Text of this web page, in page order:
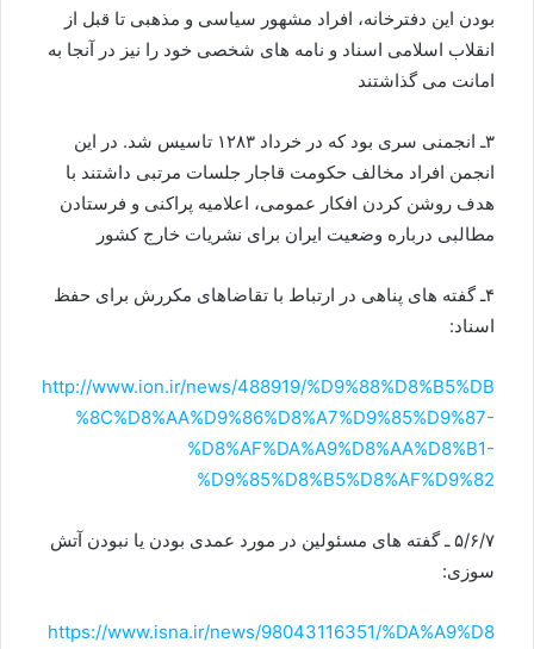
بودن این دفترخانه، افراد مشهور سیاسی و مذهبی تا قبل از
انقلاب اسلامی اسناد و نامه های شخصی خود را نیز در آنجا به
امانت می گذاشتند
۳ـ انجمنی سری بود که در خرداد ۱۲۸۳ تاسیس شد. در این
انجمن افراد مخالف حکومت قاجار جلسات مرتبی داشتند با
هدف روشن کردن افکار عمومی، اعلامیه پراکنی و فرستادن
مطالبی درباره وضعیت ایران برای نشریات خارج کشور
۴ـ گفته های پناهی در ارتباط با تقاضاهای مکررش برای حفظ
اسناد:
http://www.ion.ir/news/488919/%D9%88%D8%B5%DB
%8C%D8%AA%D9%86%D8%A7%D9%85%D9%87-
%D8%AF%DA%A9%D8%AA%D8%B1-
%D9%85%D8%B5%D8%AF%D9%82
۵/۶/۷ ـ گفته های مسئولین در مورد عمدی بودن یا نبودن آتش
سوزی:
https://www.isna.ir/news/98043116351/%DA%A9%D8